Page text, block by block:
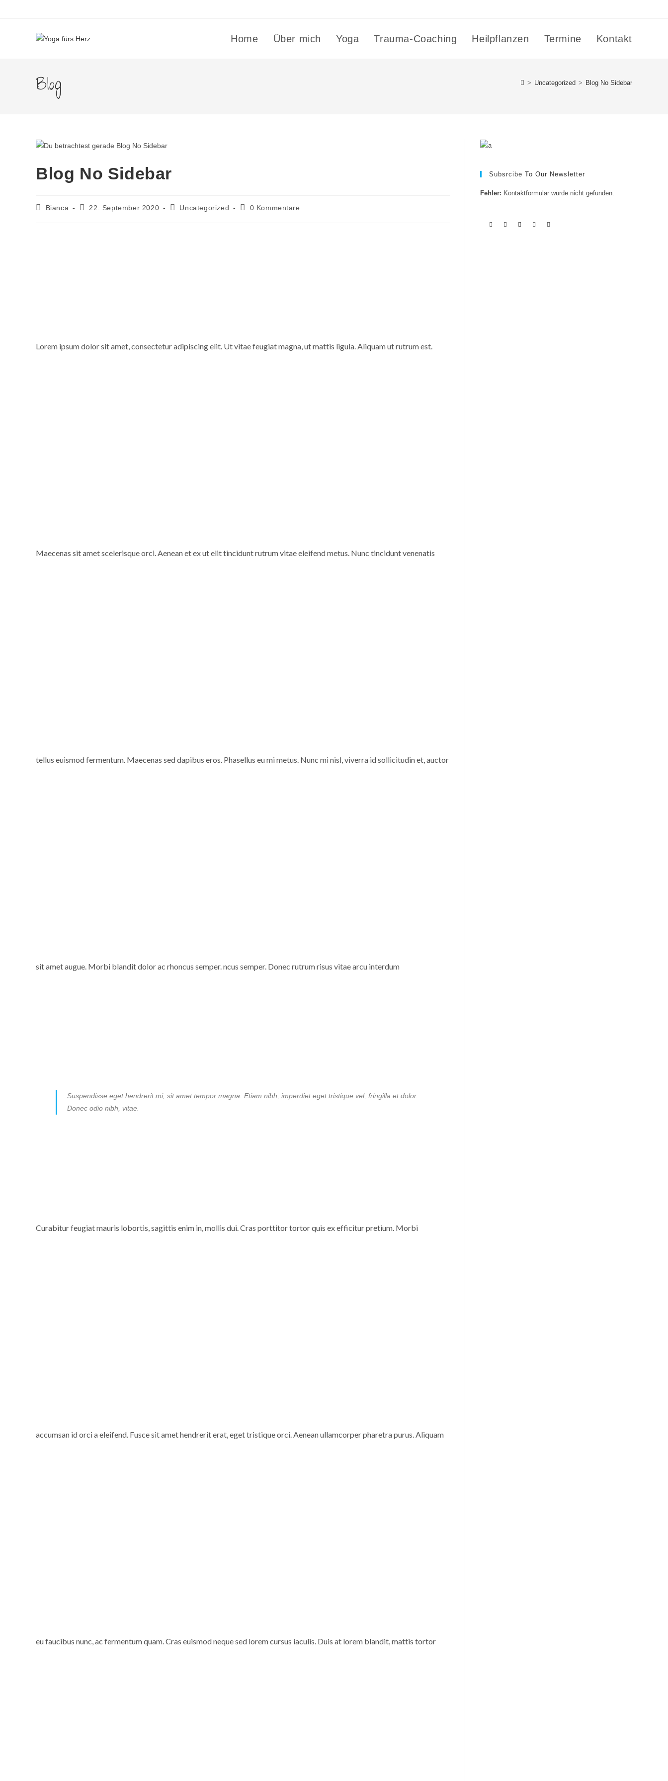
Home Über mich Yoga Trauma-Coaching Heilpflanzen Termine Kontakt
Blog > Uncategorized > Blog No Sidebar
Blog No Sidebar
Bianca 22. September 2020 Uncategorized 0 Kommentare
Lorem ipsum dolor sit amet, consectetur adipiscing elit. Ut vitae feugiat magna, ut mattis ligula. Aliquam ut rutrum est.
Maecenas sit amet scelerisque orci. Aenean et ex ut elit tincidunt rutrum vitae eleifend metus. Nunc tincidunt venenatis
tellus euismod fermentum. Maecenas sed dapibus eros. Phasellus eu mi metus. Nunc mi nisl, viverra id sollicitudin et, auctor
sit amet augue. Morbi blandit dolor ac rhoncus semper. ncus semper. Donec rutrum risus vitae arcu interdum
Suspendisse eget hendrerit mi, sit amet tempor magna. Etiam nibh, imperdiet eget tristique vel, fringilla et dolor.
Donec odio nibh, vitae.
Curabitur feugiat mauris lobortis, sagittis enim in, mollis dui. Cras porttitor tortor quis ex efficitur pretium. Morbi
accumsan id orci a eleifend. Fusce sit amet hendrerit erat, eget tristique orci. Aenean ullamcorper pharetra purus. Aliquam
eu faucibus nunc, ac fermentum quam. Cras euismod neque sed lorem cursus iaculis. Duis at lorem blandit, mattis tortor
Subsrcibe To Our Newsletter
Fehler: Kontaktformular wurde nicht gefunden.